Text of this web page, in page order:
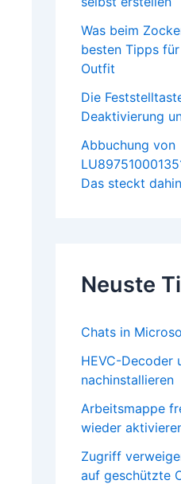
Was beim
besten Tipps
Outfit
Die
Deaktivierung
Abbuchung von
Das steckt
Neuste
Chats in
HEVC-Decoder
nachinstallieren
Arbeitsmappe
wieder
Zugriff
auf geschützte